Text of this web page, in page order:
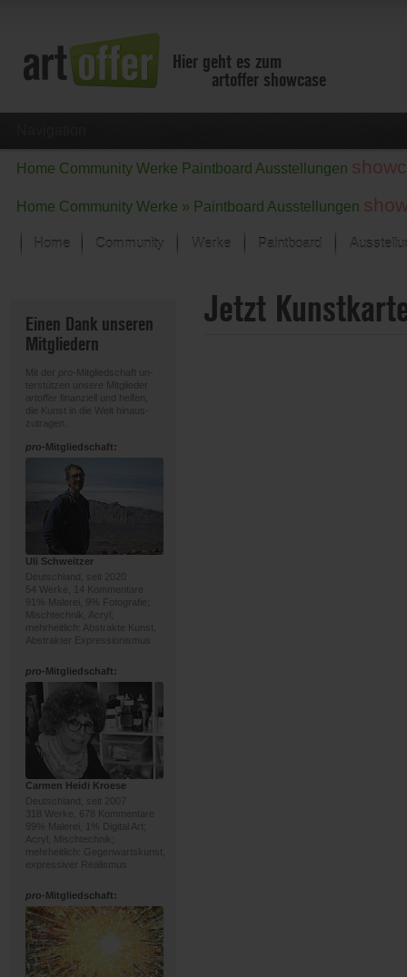
Hier geht es zum
artoffer showcase
Home Community Werke Paintboard Ausstellungen
Home Community Werke » Paintboard Ausstellungen
Home Community Werke
Der letzte Monat im Fokus
Alle Fokus-Werke
Paintboard
Einen Dank unseren
Mitgliedern
Mit der pro
-Mitgliedschaft un-
terstützen unsere Mitglieder
artoffer finanziell und helfen,
die Kunst in die Welt hinaus-
zutragen.
pro-Mitgliedschaft:
Uli Schweitzer
Deutschland, seit 2020
54 Werke, 14 Kommentare
91% Malerei, 9% Fotografie;
Mischtechnik, Acryl;
mehrheitlich: Abstrakte Kunst,
Abstrakter Expressionismus
pro-Mitgliedschaft:
Carmen Heidi Kroese
Deutschland, seit 2007
318 Werke, 678 Kommentare
99% Malerei, 1% Digital Art;
Acryl, Mischtechnik;
mehrheitlich: Gegenwartskunst,
expressiver Realismus
pro-Mitgliedschaft:
Jetzt